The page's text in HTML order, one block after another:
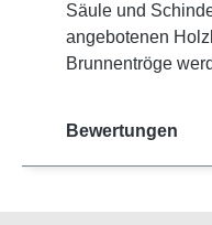
Säule und
angebotenen
Brunnentröge
Bewertungen